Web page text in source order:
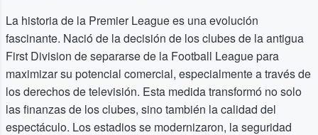
La historia de la Premier League es una evolución
fascinante. Nació de la decisión de los clubes de la antigua
First Division de separarse de la Football League para
maximizar su potencial comercial, especialmente a través de
los derechos de televisión. Esta medida transformó no solo
las finanzas de los clubes, sino también la calidad del
espectáculo. Los estadios se modernizaron, la seguridad